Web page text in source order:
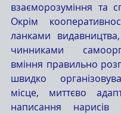
взаєморозуміння та
Окрім
ланками
чинниками
вміння правильно
швидко
місце, миттєво
написання нарисів